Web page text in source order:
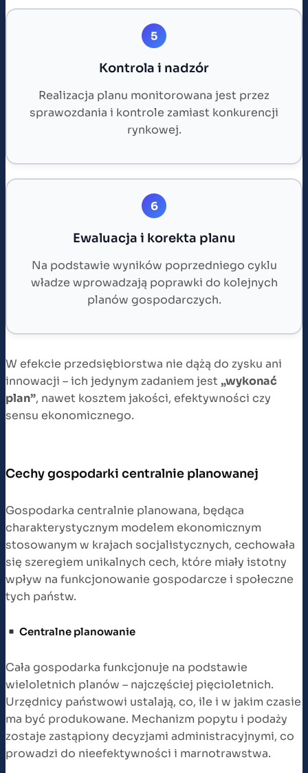
5
Kontrola i nadzór
Realizacja planu monitorowana jest przez
sprawozdania i kontrole zamiast konkurencji
rynkowej.
6
Ewaluacja i korekta planu
Na podstawie wyników poprzedniego cyklu
władze wprowadzają poprawki do kolejnych
planów gospodarczych.
W efekcie przedsiębiorstwa nie dążą do zysku ani
innowacji – ich jedynym zadaniem jest „wykonać
plan”, nawet kosztem jakości, efektywności czy
sensu ekonomicznego.
Cechy gospodarki centralnie planowanej
Gospodarka centralnie planowana, będąca
charakterystycznym modelem ekonomicznym
stosowanym w krajach socjalistycznych, cechowała
się szeregiem unikalnych cech, które miały istotny
wpływ na funkcjonowanie gospodarcze i społeczne
tych państw.
Centralne planowanie
Cała gospodarka funkcjonuje na podstawie
wieloletnich planów – najczęściej pięcioletnich.
Urzędnicy państwowi ustalają, co, ile i w jakim czasie
ma być produkowane. Mechanizm popytu i podaży
zostaje zastąpiony decyzjami administracyjnymi, co
prowadzi do nieefektywności i marnotrawstwa.